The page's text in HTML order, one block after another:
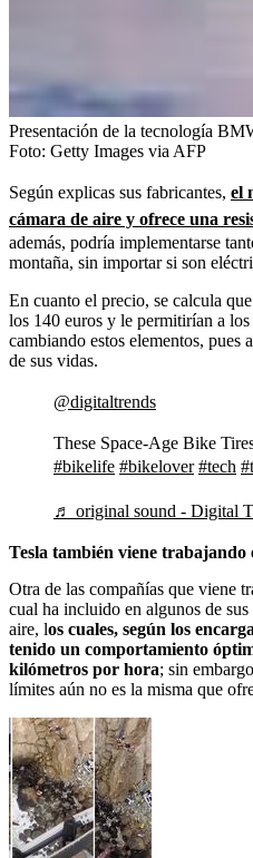
Presentación de la tecnología
Foto: Getty Images via AFP
Según explicas sus fabricantes, el
cámara de aire y ofrece una
además, podría implementarse
montaña, sin importar si son
En cuanto el precio, se calcula
los 140 euros y le permitirían a
cambiando estos elementos, pues
de sus vidas.
@digitaltrends
These Space-Age Bike
#bikelife #bikelover #tech
♬ original sound - Digital
Tesla también viene trabajando
Otra de las compañías que viene
cual ha incluido en algunos de
aire, los cuales, según los
tenido un comportamiento
kilómetros por hora; sin
límites aún no es la misma que